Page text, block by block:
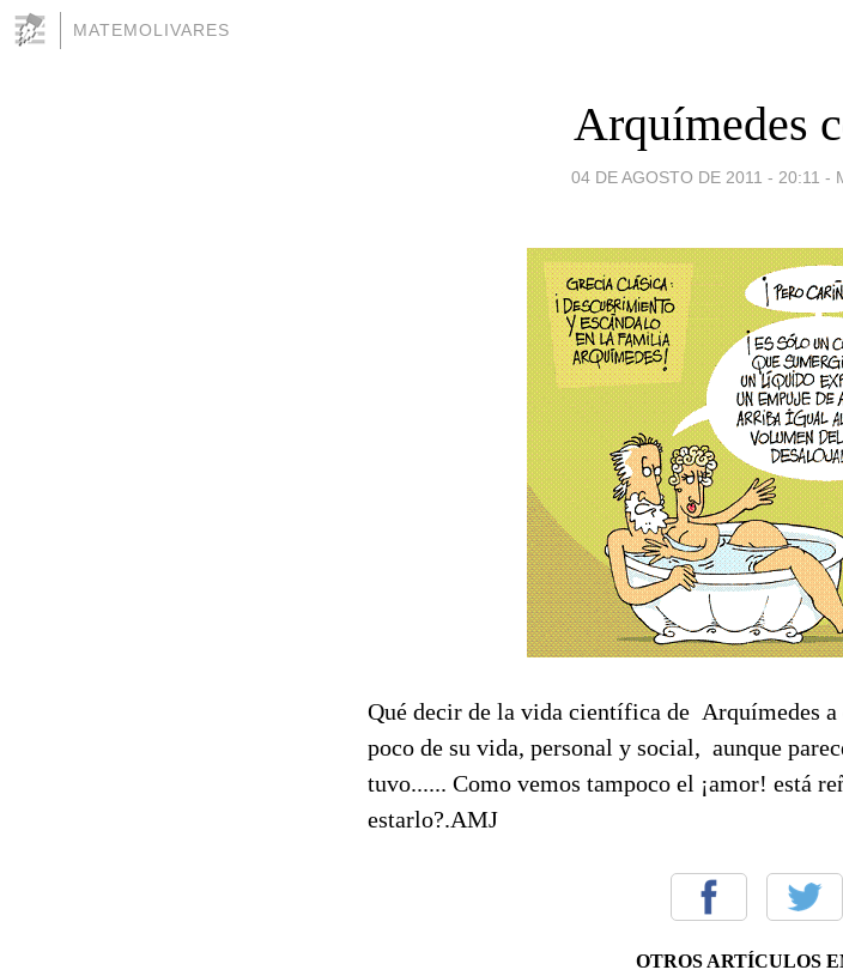
MATEMOLIVARES
Arquímedes
04 DE AGOSTO DE 2011 - 20:11 -
Qué decir de la vida científica de Arquímedes a
poco de su vida, personal y social, aunque
tuvo...... Como vemos tampoco el ¡amor! está
estarlo?.AMJ
OTROS ARTÍCULOS